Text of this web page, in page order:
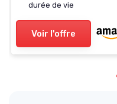
durée de vie
Voir l'offre